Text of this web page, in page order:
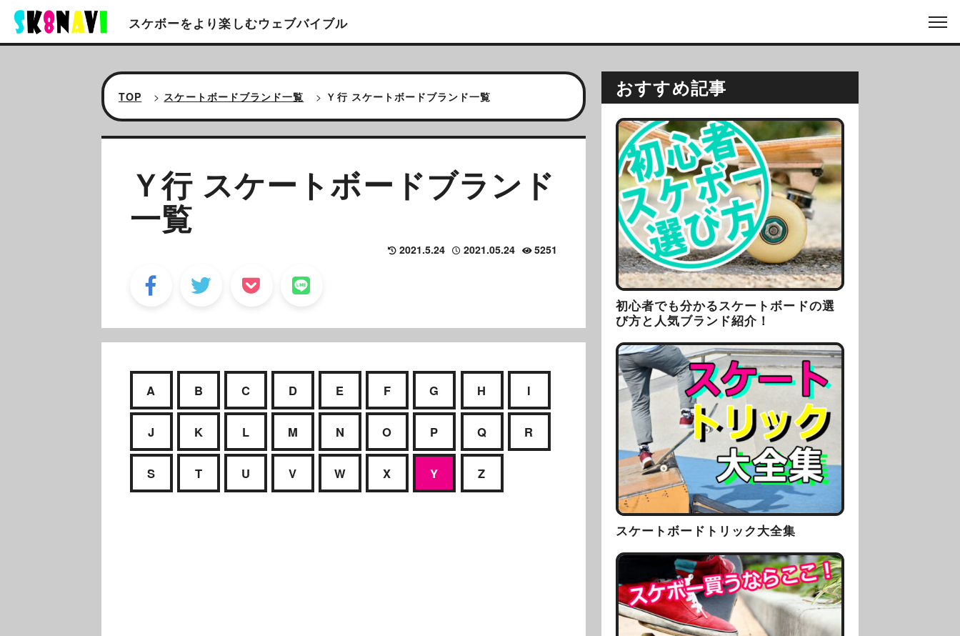
スケボーをより楽しむウェブバイブル
TOP > スケートボードブランド一覧 > Ｙ行 スケートボードブランド一覧
Ｙ行 スケートボードブランド
一覧
5251
2021.05.24
2021.5.24
A B C D E F G H I
J K L M N O P Q R
S T U V W X Y Z
おすすめ記事
初心者でも分かるスケートボードの選
び方と人気ブランド紹介！
スケートボードトリック大全集